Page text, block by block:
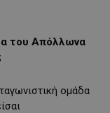
του Απόλλωνα
;
ομάδα